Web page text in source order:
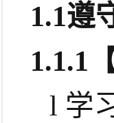
1.1遵
1.1.1
l 学